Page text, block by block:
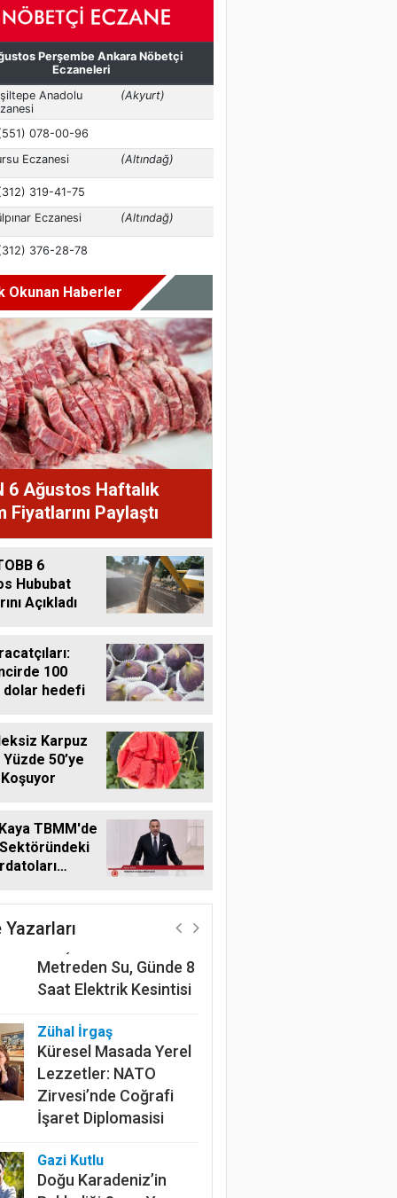
Okunan Haberler
6 Ağustos Haftalık
Fiyatlarını Paylaştı
6
Hububat
Açıkladı
100
dolar hedefi
Karpuz
Yüzde 50’ye
TBMM'de
Yazarları
Harun Göksel
220 Kilometrelik
Kanalın Sonundaki Acı
Metreden Su, Günde 8
Saat Elektrik Kesintisi
Zühal İrgaş
Küresel Masada Yerel
Lezzetler: NATO
Zirvesi’nde Coğrafi
İşaret Diplomasisi
Gazi Kutlu
Doğu Karadeniz’in